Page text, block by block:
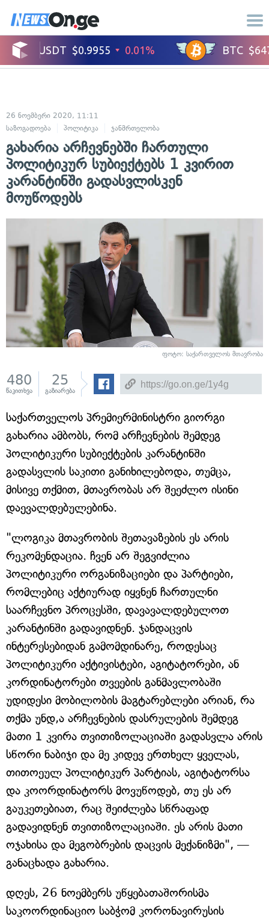
26 ნოემბერი 2020, 11:11
საზოგადოება
პოლიტიკა ჯანმრთელობა
გახარია არჩევნებში ჩართული
პოლიტიკურ სუბიექტებს 1 კვირით
კარანტინში გადასვლისკენ
მოუწოდებს
ფოტო: საქართველოს მთავრობა
480
წაკითხვა
25
გაზიარება
საქართველოს პრემიერმინისტრი გიორგი
გახარია ამბობს, რომ არჩევნების შემდეგ
პოლიტიკური სუბიექტების კარანტინში
გადასვლის საკითი განიხილებოდა, თუმცა,
მისივე თქმით, მთავრობას არ შეეძლო ისინი
დაევალდებულებინა.
"ლოგიკა მთავრობის შეთავაზების ეს არის
რეკომენდაცია. ჩვენ არ შეგვიძლია
პოლიტიკური ორგანიზაციები და პარტიები,
რომლებიც აქტიურად იყვნენ ჩართულნი
საარჩევნო პროცესში, დავავალდებულოთ
კარანტინში გადავიდნენ. ჯანდაცვის
ინტერესებიდან გამომდინარე, როდესაც
პოლიტიკური აქტივისტები, აგიტატორები, ან
კორდინატორები თვეების განმავლობაში
უდიდესი მობილობის მაგტარებლები არიან, რა
თქმა უნდ,ა არჩევნების დასრულების შემდეგ
მათი 1 კვირა თვითიზოლაციაში გადასვლა არის
სწორი ნაბიჯი და მე კიდევ ერთხელ ყველას,
თითოეულ პოლიტიკურ პარტიას, აგიტატორსა
და კოორდინატორს მოვუწოდებ, თუ ეს არ
გაუკეთებიათ, რაც შეიძლება სწრაფად
გადავიდნენ თვითიზოლაციაში. ეს არის მათი
ოჯახისა და მეგობრების დაცვის მექანიზმი", —
განაცხადა გახარია.
დღეს, 26 ნოემბერს უწყებათაშორისმა
საკოორდინაციო საბჭომ კორონავირუსის